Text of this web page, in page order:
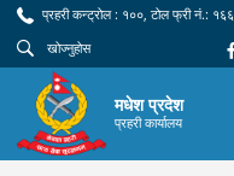
प्रहरी कन्ट्रोल : १००, टोल फ्री नं.:
मधेश प्रदेश
प्रहरी कार्यालय